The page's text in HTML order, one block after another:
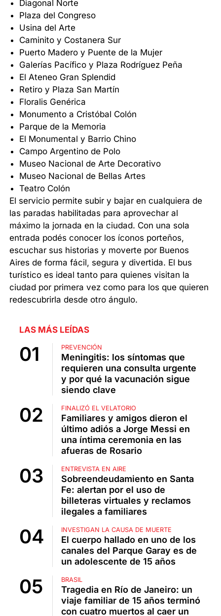
Diagonal Norte
Plaza del Congreso
Usina del Arte
Caminito y Costanera Sur
Puerto Madero y Puente de la Mujer
Galerías Pacífico y Plaza Rodríguez Peña
El Ateneo Gran Splendid
Retiro y Plaza San Martín
Floralis Genérica
Monumento a Cristóbal Colón
Parque de la Memoria
El Monumental y Barrio Chino
Campo Argentino de Polo
Museo Nacional de Arte Decorativo
Museo Nacional de Bellas Artes
Teatro Colón
El servicio permite subir y bajar en cualquiera de
las paradas habilitadas para aprovechar al
máximo la jornada en la ciudad. Con una sola
entrada podés conocer los íconos porteños,
escuchar sus historias y moverte por Buenos
Aires de forma fácil, segura y divertida. El bus
turístico es ideal tanto para quienes visitan la
ciudad por primera vez como para los que quieren
redescubrirla desde otro ángulo.
LAS MÁS LEÍDAS
PREVENCIÓN
Meningitis: los síntomas que
requieren una consulta urgente
y por qué la vacunación sigue
siendo clave
FINALIZÓ EL VELATORIO
Familiares y amigos dieron el
último adiós a Jorge Messi en
una íntima ceremonia en las
afueras de Rosario
ENTREVISTA EN AIRE
Sobreendeudamiento en Santa
Fe: alertan por el uso de
billeteras virtuales y reclamos
ilegales a familiares
INVESTIGAN LA CAUSA DE MUERTE
El cuerpo hallado en uno de los
canales del Parque Garay es de
un adolescente de 15 años
BRASIL
Tragedia en Río de Janeiro: un
viaje familiar de 15 años terminó
con cuatro muertos al caer un